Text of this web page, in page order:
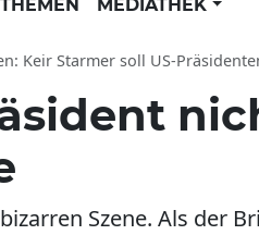
THEMEN MEDIATHEK
soll US-Präsidenten Brief
Szene. Als der